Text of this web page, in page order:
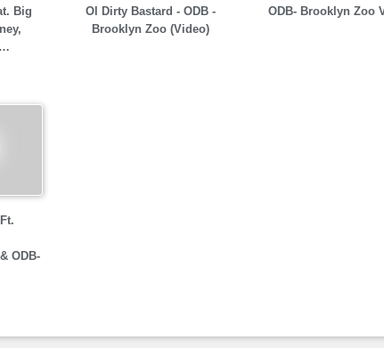
Big
Ol Dirty Bastard - ODB -
Brooklyn Zoo (Video)
ODB- Brooklyn Zoo
ODB-